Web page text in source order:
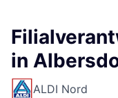
in
ALDI Nord